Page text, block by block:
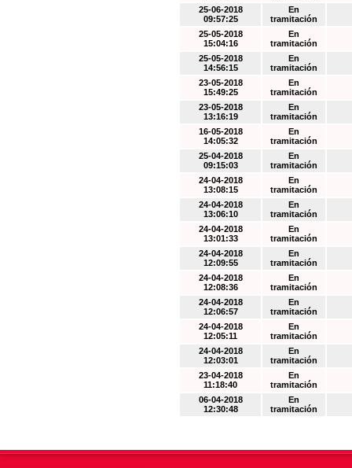
25-06-2018
09:57:25
En
tramitación
25-05-2018
15:04:16
En
tramitación
25-05-2018
14:56:15
En
tramitación
23-05-2018
15:49:25
En
tramitación
23-05-2018
13:16:19
En
tramitación
16-05-2018
14:05:32
En
tramitación
25-04-2018
09:15:03
En
tramitación
24-04-2018
13:08:15
En
tramitación
24-04-2018
13:06:10
En
tramitación
24-04-2018
13:01:33
En
tramitación
24-04-2018
12:09:55
En
tramitación
24-04-2018
12:08:36
En
tramitación
24-04-2018
12:06:57
En
tramitación
24-04-2018
12:05:11
En
tramitación
24-04-2018
12:03:01
En
tramitación
23-04-2018
11:18:40
En
tramitación
06-04-2018
12:30:48
En
tramitación